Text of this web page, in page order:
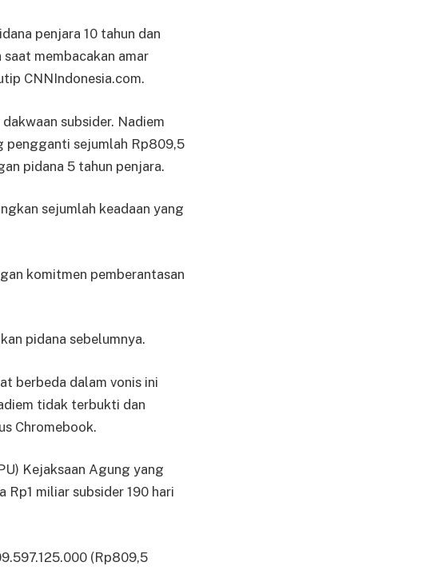
penjara 10 tahun dan
membacakan amar
CNNIndonesia.com.
subsider. Nadiem
pengganti sejumlah Rp809,5
pidana 5 tahun penjara.
sejumlah keadaan yang
komitmen pemberantasan
pidana sebelumnya.
berbeda dalam vonis ini
tidak terbukti dan
Chromebook.
Kejaksaan Agung yang
Rp1 miliar subsider 190 hari
(Rp809,5